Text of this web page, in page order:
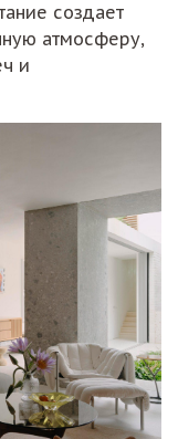
создает
атмосферу,
и